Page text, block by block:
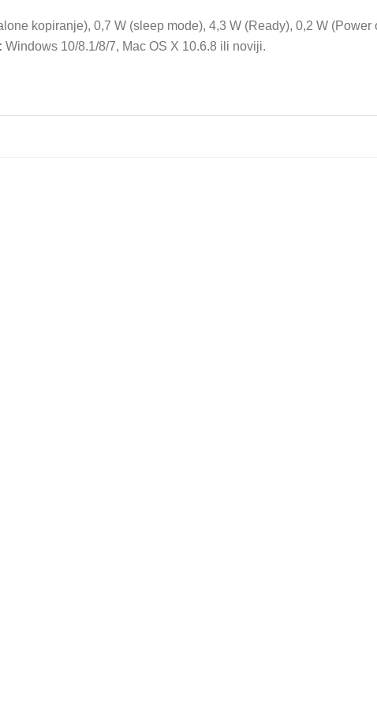
kopiranje), 0,7 W (sleep mode), 4,3 W (Ready), 0,2 W (Power
Windows 10/8.1/8/7, Mac OS X 10.6.8 ili noviji.